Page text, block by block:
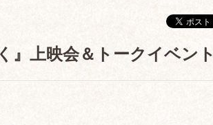
』上映会＆トークイベント